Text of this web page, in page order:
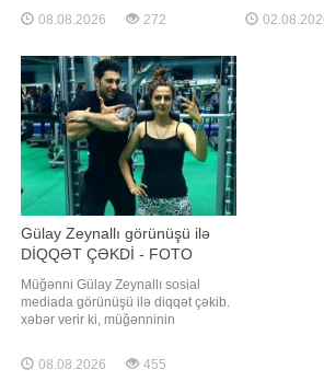
paylaşımında münasibətlər və
qadın-kişi fərqləri ilə bağlı fikirlər yer
"Kişilər həyatı çox tez, qadınlar isə
çox gec dərk edirlər…" sözlərini
08.08.2026 272
məlumat
layihənin
Gülay Zeynallı görünüşü ilə
DİQQƏT ÇƏKDİ - FOTO
Müğənni Gülay Zeynallı sosial
mediada görünüşü ilə diqqət çəkib.
xəbər verir ki, müğənninin
görüntüsünü paylaşıb. Paylaşımda
Gülay gözəlliyi və təbii görünüşü ilə
08.08.2026 455